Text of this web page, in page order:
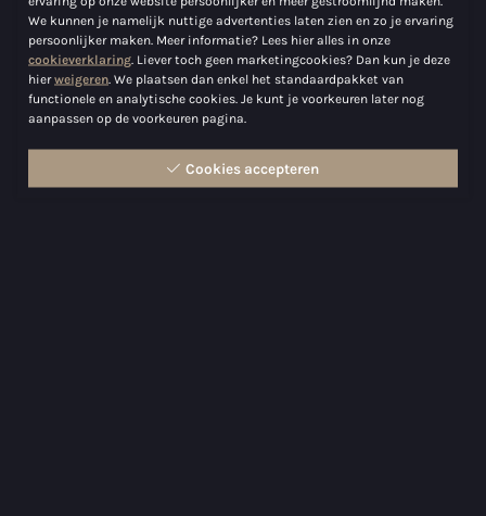
Maxima 800 cabin
Maxima 35
Maxima 37 cabin
We kunnen je namelijk nuttige advertenties laten zien en zo je ervaring
persoonlijker maken. Meer informatie? Lees hier alles in onze
cookieverklaring . Liever toch geen marketingcookies? Dan kun je deze
hierweigeren . We plaatsen dan enkel het standaardpakket van
functionele en analytische cookies. Je kunt je voorkeuren later nog
aanpassen op de voorkeuren pagina.
Cookies accepteren